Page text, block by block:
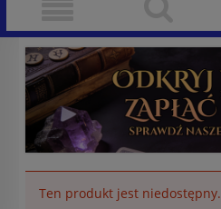
Ten produkt jest niedostępny.